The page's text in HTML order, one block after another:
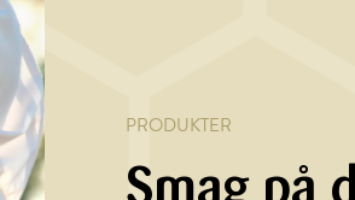
PRODUKTER